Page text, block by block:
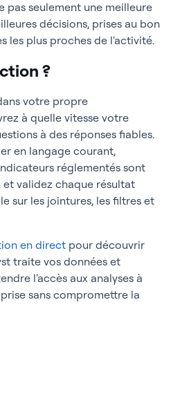
pas seulement une meilleure
décisions, prises au bon
les plus proches de l'activité.
?
votre propre
à quelle vitesse votre
à des réponses fiables.
en langage courant,
réglementés sont
validez chaque résultat
sur les jointures, les filtres et
en direct pour découvrir
traite vos données et
l'accès aux analyses à
sans compromettre la